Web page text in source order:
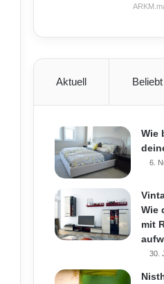
Aktuell Beliebt
Wie
6.
Wie
mit
30.